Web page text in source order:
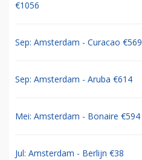
€1056
Sep: Amsterdam - Curacao €569
Sep: Amsterdam - Aruba €614
Mei: Amsterdam - Bonaire €594
Jul: Amsterdam - Berlijn €38